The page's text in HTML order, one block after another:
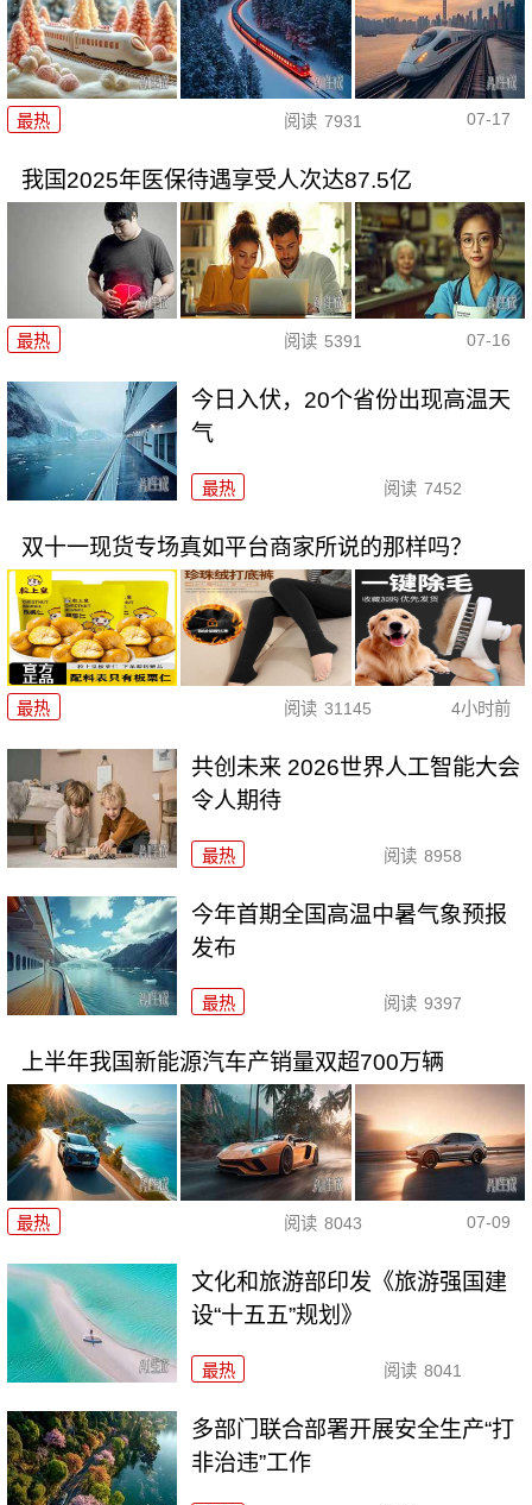
最热 阅读 7931 07-17
我国2025年医保待遇享受人次达87.5亿
最热 阅读 5391 07-16
今日入伏，20个省份出现高温天
气
最热 阅读 7452
双十一现货专场真如平台商家所说的那样吗？
最热 阅读 31145 4小时前
共创未来 2026世界人工智能大会
令人期待
最热 阅读 8958
今年首期全国高温中暑气象预报
发布
最热 阅读 9397
上半年我国新能源汽车产销量双超700万辆
最热 阅读 8043 07-09
文化和旅游部印发《旅游强国建
设“十五五”规划》
最热 阅读 8041
多部门联合部署开展安全生产“打
非治违”工作